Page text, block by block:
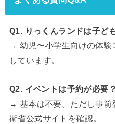
Q1. りっくんランドは子ど
→ 幼児〜小学生向けの体験
しています。
Q2. イベントは予約が必要？
→ 基本は不要。ただし事前
衛省公式サイトを確認。